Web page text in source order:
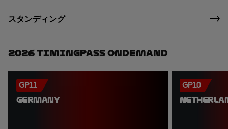
スタンディング
2026 TimingPass OnDemand
GP11
GERMANY
GP10